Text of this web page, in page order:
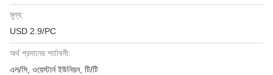
মূল্য:
USD 2.9/PC
অর্থ প্রদানের শর্তাবলী:
এল/সি, ওয়েস্টার্ন ইউনিয়ন, টি/টি